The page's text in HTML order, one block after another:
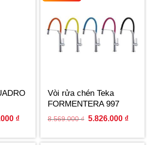
₫.
₫Current
5.733.000 ₫.
Vòi rửa chén Teka
FORMENTERA 997
8.569.000₫ Original
8.569.000 ₫.
5.826.000 ₫